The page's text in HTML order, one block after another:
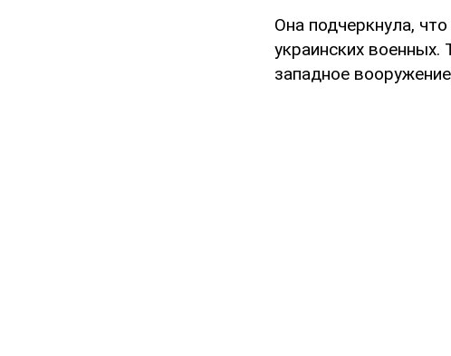
Она подчеркнула,
украинских военных.
западное